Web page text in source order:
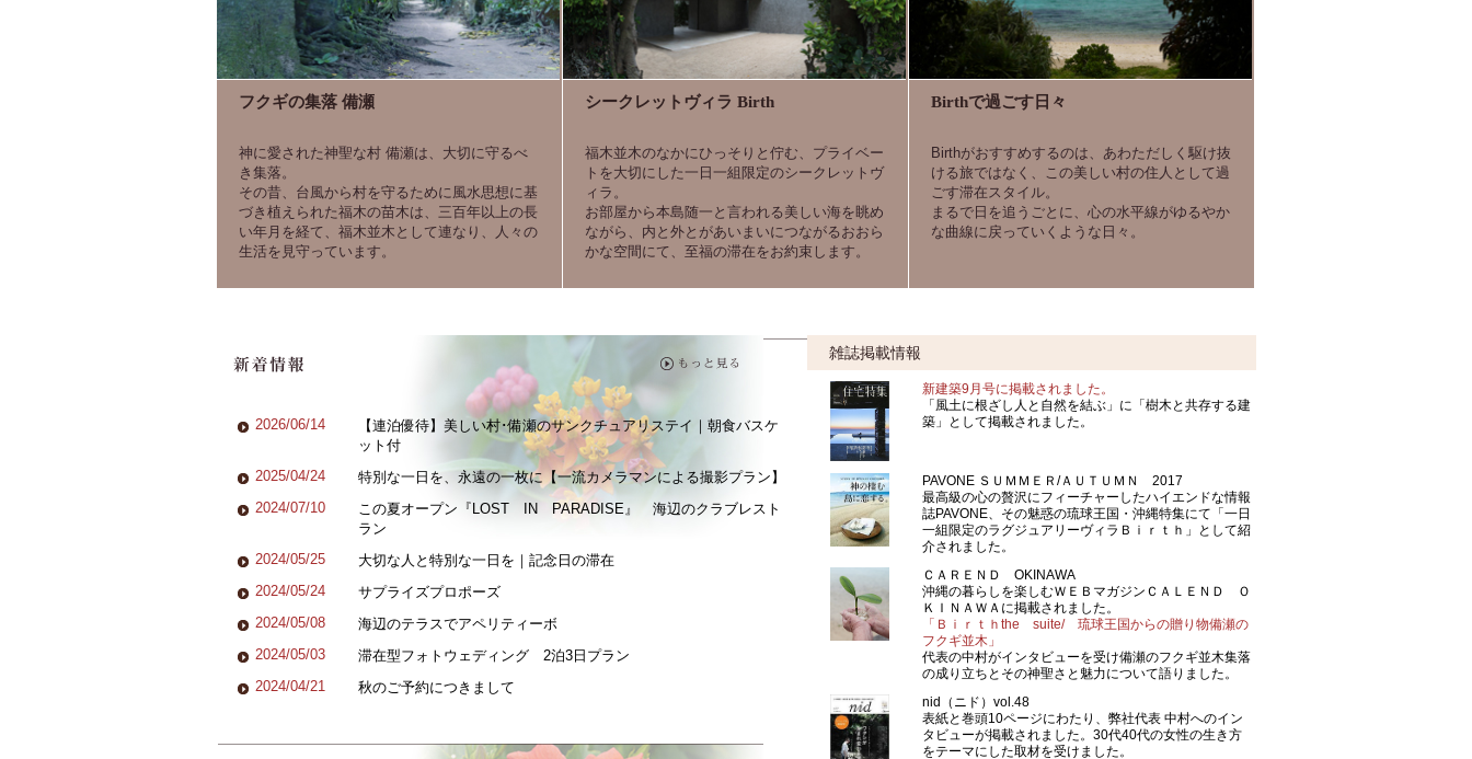
フクギの集落 備瀬
神に愛された神聖な村 備瀬は、大切に守るべ
き集落。
その昔、台風から村を守るために風水思想に基
づき植えられた福木の苗木は、三百年以上の長
い年月を経て、福木並木として連なり、人々の
生活を見守っています。
シークレットヴィラ Birth
福木並木のなかにひっそりと佇む、プライベー
トを大切にした一日一組限定のシークレットヴ
ィラ。
お部屋から本島随一と言われる美しい海を眺め
ながら、内と外とがあいまいにつながるおおら
かな空間にて、至福の滞在をお約束します。
Birthで過ごす日々
Birthがおすすめするのは、あわただしく駆け抜
ける旅ではなく、この美しい村の住人として過
ごす滞在スタイル。
まるで日を追うごとに、心の水平線がゆるやか
な曲線に戻っていくような日々。
雑誌掲載情報
新建築9月号に掲載されました。
「風土に根ざし人と自然を結ぶ」に「樹木と共存する建
築」として掲載されました。
PAVONE ＳＵＭＭＥＲ/ＡＵＴＵＭＮ 2017
最高級の心の贅沢にフィーチャーしたハイエンドな情報
誌PAVONE、その魅惑の琉球王国・沖縄特集にて「一日
一組限定のラグジュアリーヴィラＢｉｒｔｈ」として紹
介されました。
ＣＡＲＥＮＤ OKINAWA
沖縄の暮らしを楽しむＷＥＢマガジンＣＡＬＥＮＤ Ｏ
ＫＩＮＡＷＡに掲載されました。
「Ｂｉｒｔｈthe suite/ 琉球王国からの贈り物備瀬の
フクギ並木」
代表の中村がインタビューを受け備瀬のフクギ並木集落
の成り立ちとその神聖さと魅力について語りました。
nid（ニド）vol.48
表紙と巻頭10ページにわたり、弊社代表 中村へのイン
タビューが掲載されました。30代40代の女性の生き方
をテーマにした取材を受けました。
2026/06/14
【連泊優待】美しい村･備瀬のサンクチュアリステイ｜朝食バスケ
ット付
2025/04/24
特別な一日を、永遠の一枚に【一流カメラマンによる撮影プラン】
2024/07/10
この夏オープン『LOST IN PARADISE』 海辺のクラブレスト
ラン
2024/05/25
大切な人と特別な一日を｜記念日の滞在
2024/05/24
サプライズプロポーズ
2024/05/08
海辺のテラスでアペリティーボ
2024/05/03
滞在型フォトウェディング 2泊3日プラン
2024/04/21
秋のご予約につきまして